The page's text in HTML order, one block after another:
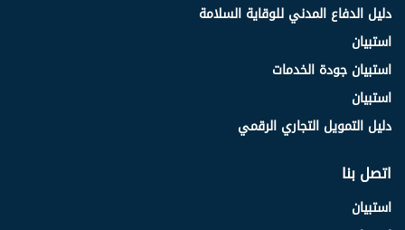
دليل الدفاع المدني للوقاية السلامة
استبيان
استبيان جودة الخدمات
استبيان
دليل التمويل التجاري الرقمي
اتصل بنا
استبيان